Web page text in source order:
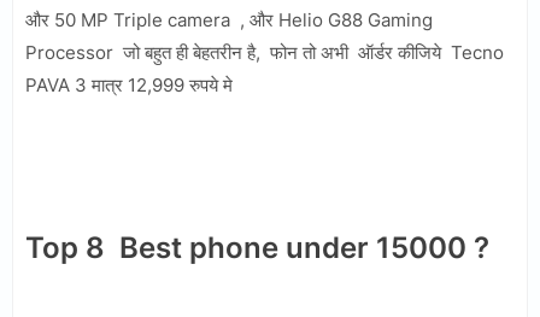
और 50 MP Triple camera , और Helio G88 Gaming
Processor जो बहुत ही बेहतरीन है, फोन तो अभी ऑर्डर कीजिये Tecno
PAVA 3 मात्र 12,999 रुपये मे
Top 8 Best phone under 15000 ?